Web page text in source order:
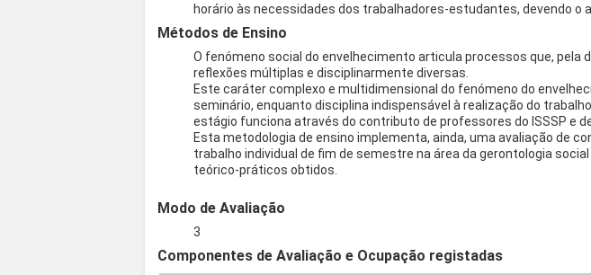
horário às necessidades dos trabalhadores-estudantes, devendo o
Métodos de Ensino
O fenómeno social do envelhecimento articula processos que, pela
reflexões múltiplas e disciplinarmente diversas.
Este caráter complexo e multidimensional do fenómeno do
seminário, enquanto disciplina indispensável à realização do
estágio funciona através do contributo de professores do ISSSP e
Esta metodologia de ensino implementa, ainda, uma avaliação de
trabalho individual de fim de semestre na área da gerontologia
teórico-práticos obtidos.
Modo de Avaliação
3
Componentes de Avaliação e Ocupação registadas